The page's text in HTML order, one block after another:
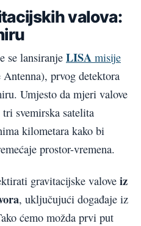
valova:
se lansiranje LISA misije
prvog detektora
Umjesto da mjeri valove
svemirska satelita
kilometara kako bi
prostor-vremena.
gravitacijske valove iz
, uključujući događaje iz
ćemo možda prvi put